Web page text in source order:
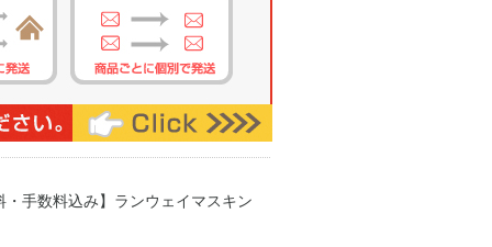
手数料込み】ランウェイマスキン